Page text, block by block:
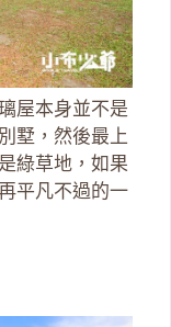
屋本身並不是
墅，然後最上
綠草地，如果
平凡不過的一